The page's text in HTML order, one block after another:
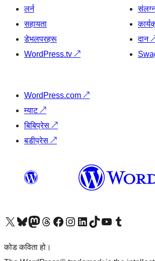
लर्न
सहायता
डेभलपरहरू
WordPress.tv ↗
दान
WordPress.com ↗
म्याट↗
बिबिप्रेस ↗
बडीप्रेस ↗
हाम्रो X (पहिले ट्विटर) खातामा जानुहोस्
हाम्रो Bluesky खाता भ्रमण गर्नुहोस्
हाम्रो म्यास्टोडन खाता भ्रमण गर्नुहोस्
हाम्रो थ्रेड्स खातामा जानुहोस्
हाम्रो फेसबुक पेजमा जानुहोस्
हाम्रो इन्स्टाग्राम खातामा जानुहोस्
हाम्रो लिङ्क्डइन खातामा जानुहोस्
हाम्रो TikTok खाता भ्रमण गर्नुहोस्
हाम्रो युट्युब च्यानलमा जानुहोस्
हाम्रो टम्बलर खाता भ्रमण गर्नुहोस्
कोड कविता हो।